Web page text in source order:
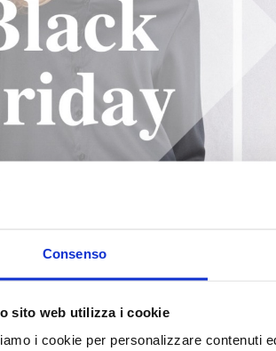
Consenso
sito web utilizza i cookie
i cookie per personalizzare contenuti